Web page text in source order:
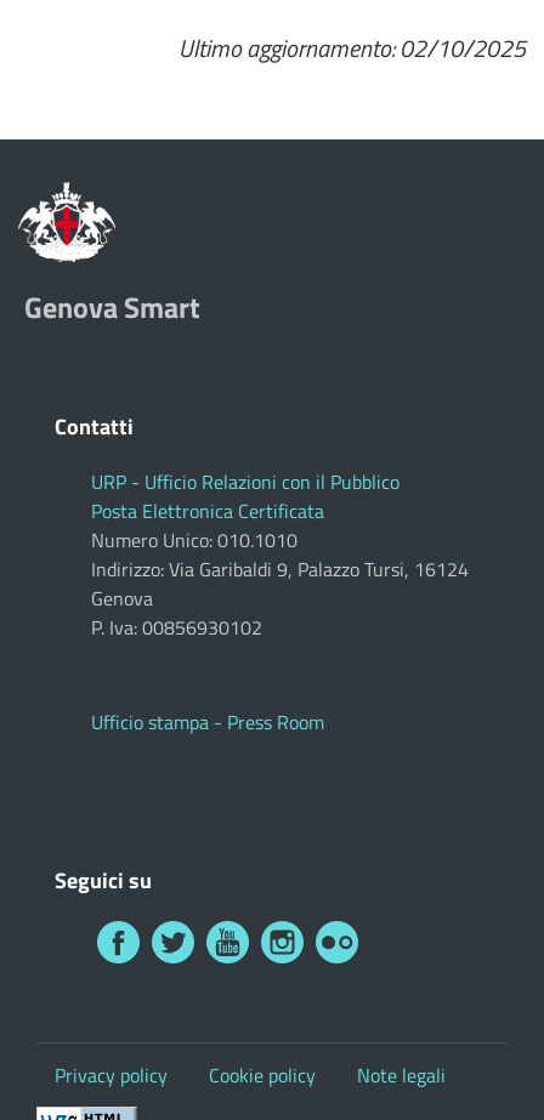
Ultimo aggiornamento: 02/10/2025
Genova Smart
Contatti
URP - Ufficio Relazioni con il Pubblico
Posta Elettronica Certificata
Numero Unico: 010.1010
Indirizzo: Via Garibaldi 9, Palazzo Tursi, 16124
Genova
P. Iva: 00856930102
Ufficio stampa - Press Room
Seguici su
Privacy policy Cookie policy Note legali